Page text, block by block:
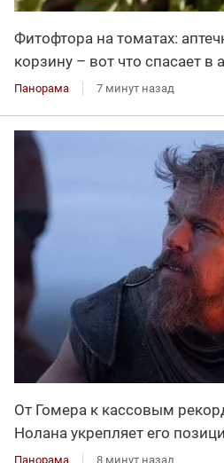
Фитофтора на томатах:
корзину – вот что спасает в
Панорама 7 минут назад
От Гомера к кассовым
Нолана укрепляет его
Панорама 8 минут назад